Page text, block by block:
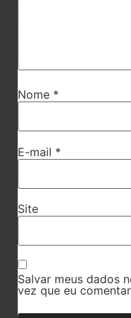
Nome *
E-mail *
Site
Salvar meus dados
vez que eu